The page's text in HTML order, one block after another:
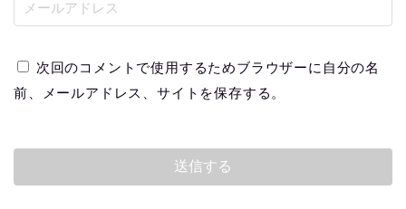
次回のコメントで使用するためブラウザーに自分の名
前、メールアドレス、サイトを保存する。